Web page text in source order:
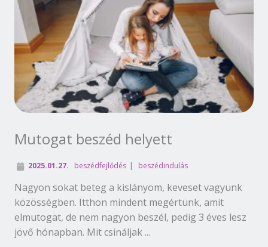
Mutogat beszéd helyett
2025.01.27. beszédfejlődés beszédindulás
Nagyon sokat beteg a kislányom, keveset vagyunk
közösségben. Itthon mindent megértünk, amit
elmutogat, de nem nagyon beszél, pedig 3 éves lesz
jövő hónapban. Mit csináljak ...